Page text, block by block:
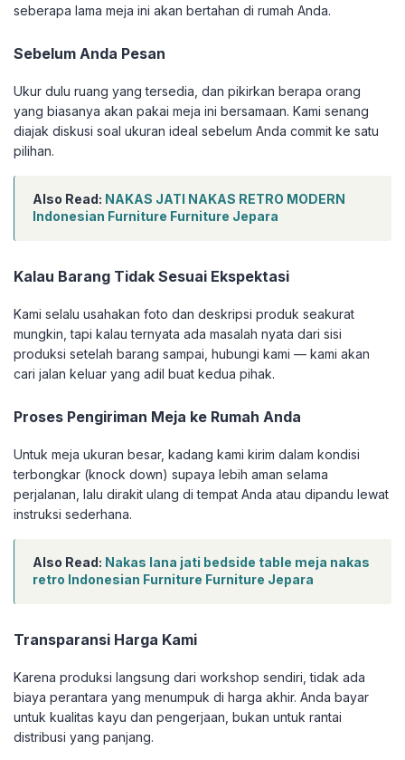
seberapa lama meja ini akan bertahan di rumah Anda.
Sebelum Anda Pesan
Ukur dulu ruang yang tersedia, dan pikirkan berapa orang
yang biasanya akan pakai meja ini bersamaan. Kami senang
diajak diskusi soal ukuran ideal sebelum Anda commit ke satu
pilihan.
Also Read: NAKAS JATI NAKAS RETRO MODERN
Indonesian Furniture Furniture Jepara
Kalau Barang Tidak Sesuai Ekspektasi
Kami selalu usahakan foto dan deskripsi produk seakurat
mungkin, tapi kalau ternyata ada masalah nyata dari sisi
produksi setelah barang sampai, hubungi kami — kami akan
cari jalan keluar yang adil buat kedua pihak.
Proses Pengiriman Meja ke Rumah Anda
Untuk meja ukuran besar, kadang kami kirim dalam kondisi
terbongkar (knock down) supaya lebih aman selama
perjalanan, lalu dirakit ulang di tempat Anda atau dipandu lewat
instruksi sederhana.
Also Read: Nakas lana jati bedside table meja nakas
retro Indonesian Furniture Furniture Jepara
Transparansi Harga Kami
Karena produksi langsung dari workshop sendiri, tidak ada
biaya perantara yang menumpuk di harga akhir. Anda bayar
untuk kualitas kayu dan pengerjaan, bukan untuk rantai
distribusi yang panjang.